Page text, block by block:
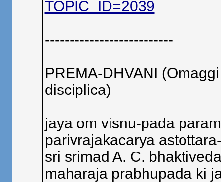
TOPIC_ID=2039
--------------------------
PREMA-DHVANI
disciplica)
jaya om visnu-pada
parivrajakacarya
sri srimad A. C.
maharaja prabhupada ki